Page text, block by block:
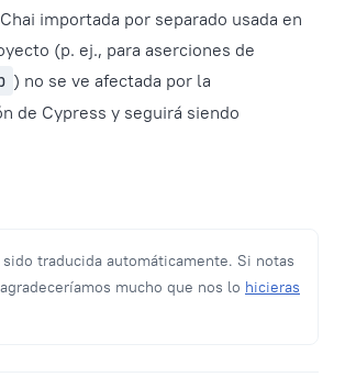
importada por separado usada en
(p. ej., para aserciones de
) no se ve afectada por la
de Cypress y seguirá siendo
sido traducida automáticamente. Si notas
mucho que nos lo hicieras